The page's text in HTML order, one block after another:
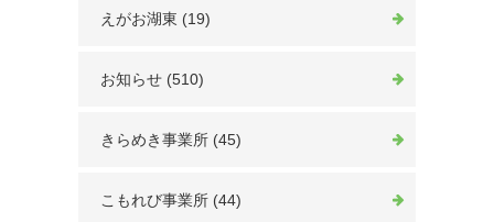
えがお湖東 (19)
お知らせ (510)
きらめき事業所 (45)
こもれび事業所 (44)